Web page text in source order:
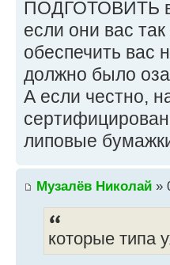
ПОДГОТОВИТЬ
если они вас
обеспечить вас
должно было
А если честно,
липовые
Музалёв Николай »
которые типа